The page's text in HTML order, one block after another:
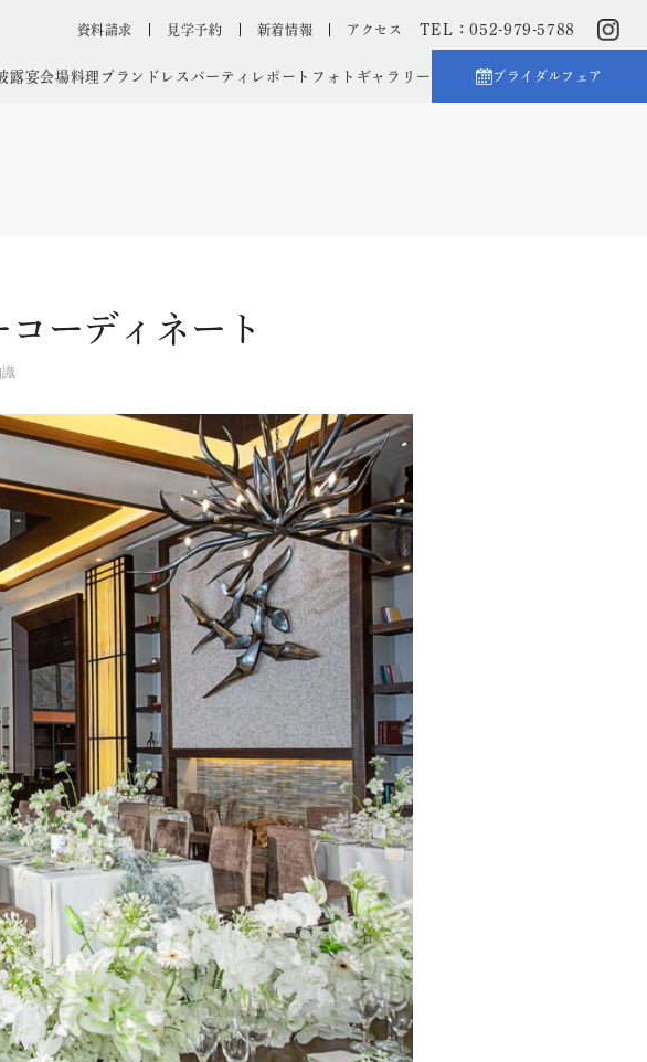
資料請求 見学予約 新着情報 アクセス TEL：052-979-5788
露宴会場料理 プラン ドレス パーティレポート フォトギャラリー ブライダルフェア
ーディネート